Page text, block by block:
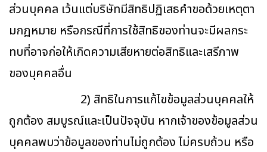
ส่วนบุคคล เว้นแต่บริษัทมีสิทธิปฏิเสธคำขอด้วยเหตุตา
มกฏหมาย หรือกรณีที่การใช้สิทธิของท่านจะมีผลกระ
ทบที่อาจก่อให้เกิดความเสียหายต่อสิทธิและเสรีภาพ
ของบุคคลอื่น
2) สิทธิในการแก้ไขข้อมูลส่วนบุคคลให้
ถูกต้อง สมบูรณ์และเป็นปัจจุบัน หากเจ้าของข้อมูลส่วน
บุคคลพบว่าข้อมูลของท่านไม่ถูกต้อง ไม่ครบถ้วน หรือ